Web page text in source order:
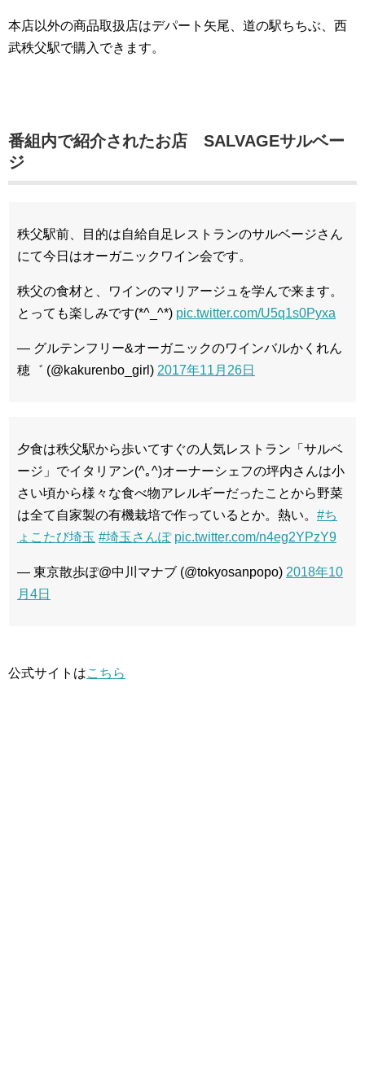
本店以外の商品取扱店はデパート矢尾、道の駅ちちぶ、西
武秩父駅で購入できます。
番組内で紹介されたお店 SALVAGEサルベー
ジ
秩父駅前、目的は自給自足レストランのサルベージさん
にて今日はオーガニックワイン会です。
秩父の食材と、ワインのマリアージュを学んで来ます。
とっても楽しみです(*^_^*) pic.twitter.com/U5q1s0Pyxa
— グルテンフリー&オーガニックのワインバルかくれん
穂゛ (@kakurenbo_girl) 2017年11月26日
夕食は秩父駅から歩いてすぐの人気レストラン「サルベ
ージ」でイタリアン(^｡^)オーナーシェフの坪内さんは小
さい頃から様々な食べ物アレルギーだったことから野菜
は全て自家製の有機栽培で作っているとか。熱い。 #ち
ょこたび埼玉 #埼玉さんぽ pic.twitter.com/n4eg2YPzY9
— 東京散歩ぽ@中川マナブ (@tokyosanpopo) 2018年10
月4日
公式サイトはこちら